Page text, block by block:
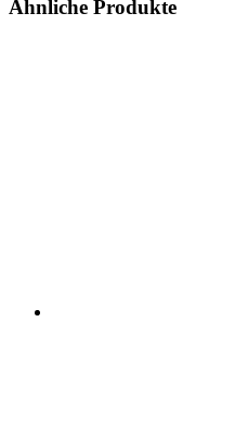
Ähnliche Produkte